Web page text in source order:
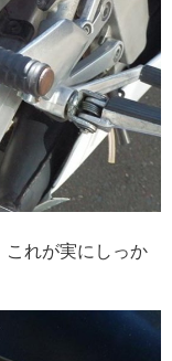
これが実にしっか